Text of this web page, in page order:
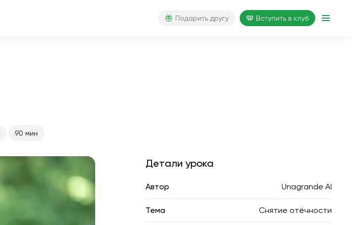
Подарить другу Вступить в клуб
90 мин
01:44
Детали урока
Автор Unagrande AI
Тема Снятие отёчности